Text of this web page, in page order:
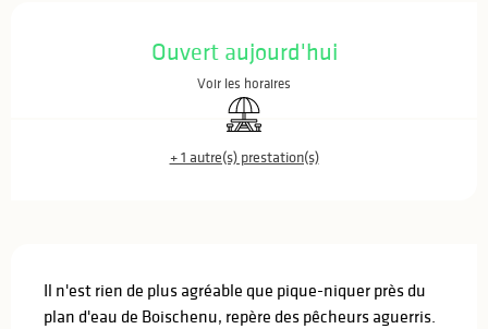
Ouvert aujourd'hui
Voir les horaires
Aire de pique nique
+ 1 autre(s) prestation(s)
Il n'est rien de plus agréable que pique-niquer près du
plan d'eau de Boischenu, repère des pêcheurs aguerris.